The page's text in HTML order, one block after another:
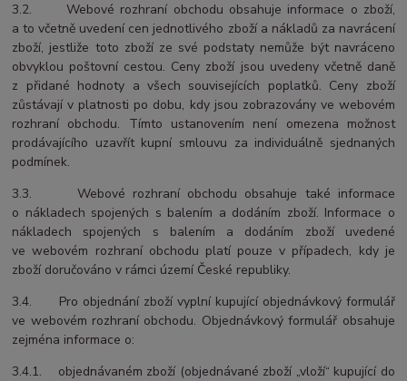
3.2. Webové rozhraní obchodu obsahuje informace o zboží,
a to včetně uvedení cen jednotlivého zboží a nákladů za navrácení
zboží, jestliže toto zboží ze své podstaty nemůže být navráceno
obvyklou poštovní cestou. Ceny zboží jsou uvedeny včetně daně
z přidané hodnoty a všech souvisejících poplatků. Ceny zboží
zůstávají v platnosti po dobu, kdy jsou zobrazovány ve webovém
rozhraní obchodu. Tímto ustanovením není omezena možnost
prodávajícího uzavřít kupní smlouvu za individuálně sjednaných
podmínek.
3.3. Webové rozhraní obchodu obsahuje také informace
o nákladech spojených s balením a dodáním zboží. Informace o
nákladech spojených s balením a dodáním zboží uvedené
ve webovém rozhraní obchodu platí pouze v případech, kdy je
zboží doručováno v rámci území České republiky.
3.4. Pro objednání zboží vyplní kupující objednávkový formulář
ve webovém rozhraní obchodu. Objednávkový formulář obsahuje
zejména informace o:
3.4.1. objednávaném zboží (objednávané zboží „vloží“ kupující do